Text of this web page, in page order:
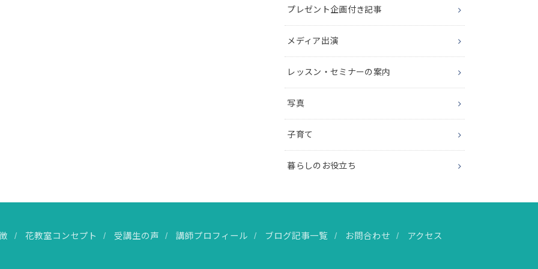
プレゼント企画付き記事
メディア出演
レッスン・セミナーの案内
写真
子育て
暮らしのお役立ち
花教室コンセプト 受講生の声 講師プロフィール ブログ記事一覧 お問合わせ アクセス